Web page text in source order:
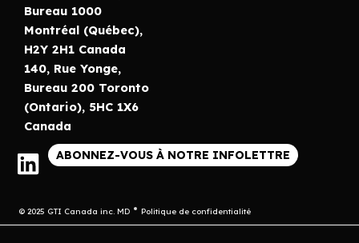
Bureau 1000
Montréal (Québec),
H2Y 2H1 Canada
140, Rue Yonge,
Bureau 200 Toronto
(Ontario), 5HC 1X6
Canada
ABONNEZ-VOUS À NOTRE INFOLETTRE
© 2025 GTI Canada inc. MD Politique de confidentialité